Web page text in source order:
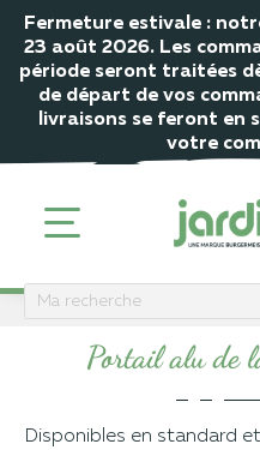
Fermeture estivale :
23 août 2026. Les
période seront traitées
de départ de vos
livraisons se feront en
votre
ACCUEIL Portail
Portail alu de
Disponibles en standard